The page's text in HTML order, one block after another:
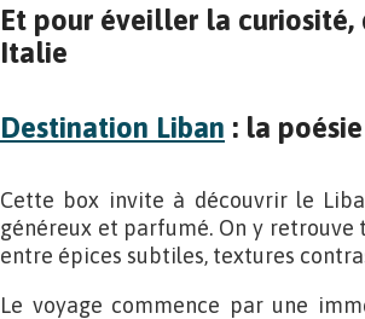
Et pour éveiller la curiosité,
Italie
Destination Liban : la
Cette box invite à découvrir le
généreux et parfumé. On y retrouve
entre épices subtiles, textures
Le voyage commence par une